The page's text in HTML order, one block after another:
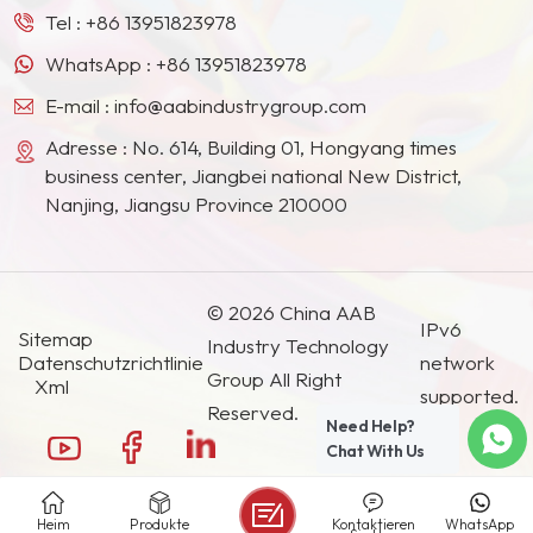
Ländern und Regionen geworden.
Tel : +86 13951823978
WhatsApp : +86 13951823978
E-mail : info@aabindustrygroup.com
Adresse : No. 614, Building 01, Hongyang times
business center, Jiangbei national New District,
Nanjing, Jiangsu Province 210000
Sitemap
Datenschutzrichtlinie
Xml
© 2026 China AAB
Industry Technology
Group All Right
Reserved.
IPv6
network
supported.
Heim Produkte WhatsApp
Kontaktieren
Need Help?
Chat With Us